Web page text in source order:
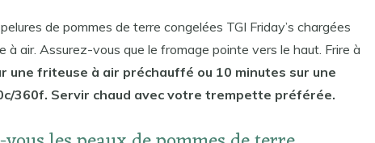
de pommes de terre congelées TGI Friday’s chargées
à air. Assurez-vous que le fromage pointe vers le haut. Frire à
une friteuse à air préchauffé ou 10 minutes sur une
360f. Servir chaud avec votre trempette préférée.